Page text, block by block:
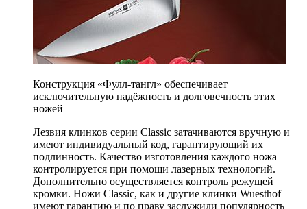
Конструкция «Фулл-тангл» обеспечивает
исключительную надёжность и долговечность этих
ножей
Лезвия клинков серии Classic затачиваются вручную и
имеют индивидуальный код, гарантирующий их
подлинность. Качество изготовления каждого ножа
контролируется при помощи лазерных технологий.
Дополнительно осуществляется контроль режущей
кромки. Ножи Classic, как и другие клинки Wuesthof
имеют гарантию и по праву заслужили популярность